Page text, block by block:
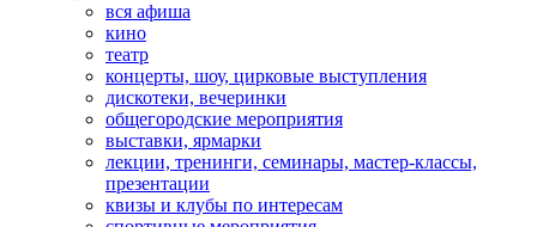
вся афиша
кино
театр
концерты, шоу, цирковые выступления
дискотеки, вечеринки
общегородские мероприятия
выставки, ярмарки
лекции, тренинги, семинары, мастер-классы,
презентации
квизы и клубы по интересам